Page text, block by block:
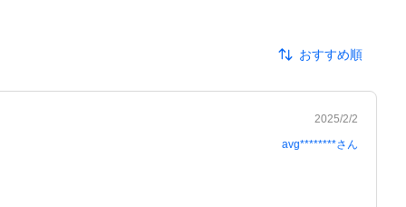
おすすめ順
2025/2/2
avg********さん